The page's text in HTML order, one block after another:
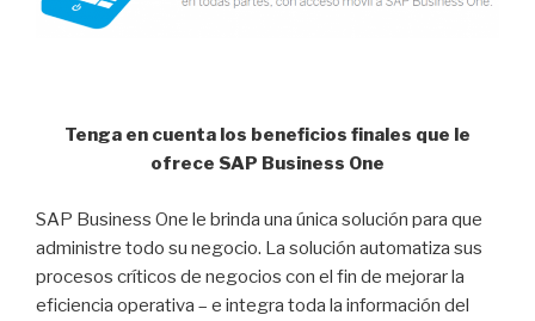
Tenga en cuenta los beneficios finales que le
ofrece SAP Business One
SAP Business One le brinda una única solución para que
administre todo su negocio. La solución automatiza sus
procesos críticos de negocios con el fin de mejorar la
eficiencia operativa – e integra toda la información del